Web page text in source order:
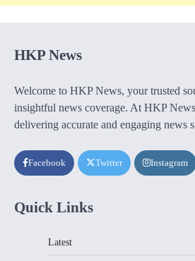
HKP News
Welcome to HKP News, your trusted
insightful news coverage. At HKP
delivering accurate and engaging news
Facebook Twitter Instagram
Quick Links
Latest